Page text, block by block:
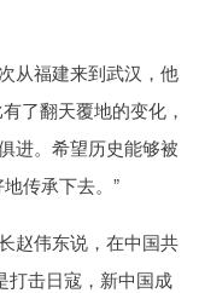
从福建来到武汉，他
了翻天覆地的变化，
进。希望历史能够被
传承下去。”
赵伟东说，在中国共
打击日寇，新中国成